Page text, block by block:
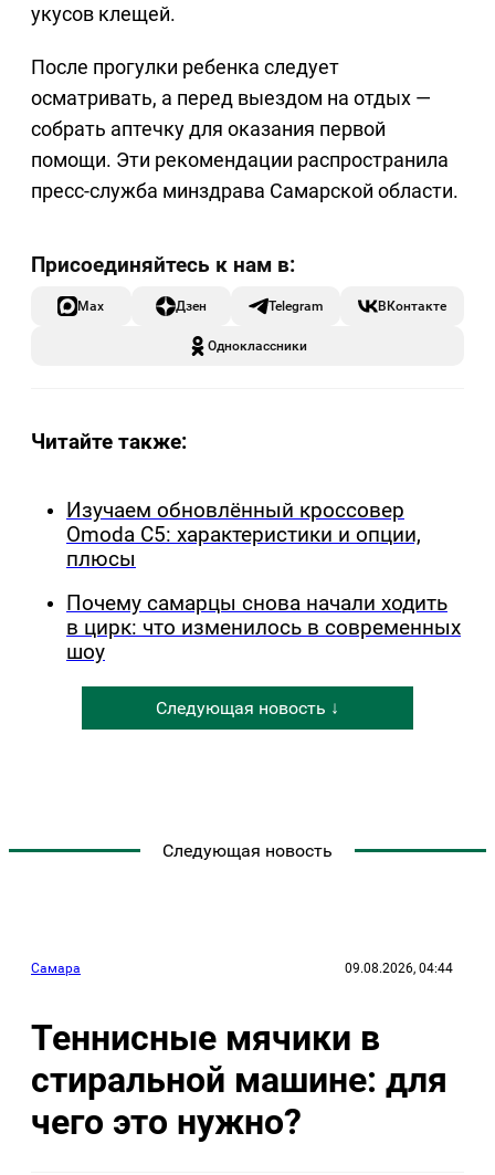
укусов клещей.
После прогулки ребенка следует
осматривать, а перед выездом на отдых —
собрать аптечку для оказания первой
помощи. Эти рекомендации распространила
пресс-служба минздрава Самарской области.
Max Дзен Telegram ВКонтакте
Одноклассники
Читайте также:
Изучаем обновлённый кроссовер
Omoda C5: характеристики и опции,
плюсы
Почему самарцы снова начали ходить
в цирк: что изменилось в современных
шоу
Следующая новость ↓
Следующая новость
Самара 09.08.2026, 04:44
Теннисные мячики в
стиральной машине: для
чего это нужно?